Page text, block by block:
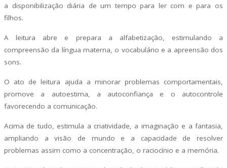
a disponibilização diária de um tempo para ler com e para os
filhos.
A leitura abre e prepara a alfabetização, estimulando a
compreensão da língua materna, o vocabulário e a apreensão dos
sons.
O ato de leitura ajuda a minorar problemas comportamentais,
promove a autoestima, a autoconfiança e o autocontrole
favorecendo a comunicação.
Acima de tudo, estimula a criatividade, a imaginação e a fantasia,
ampliando a visão de mundo e a capacidade de resolver
problemas assim como a concentração, o raciocínio e a memória.